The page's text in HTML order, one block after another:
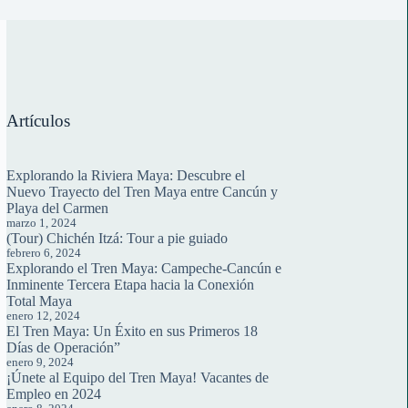
Artículos
Explorando la Riviera Maya: Descubre el
Nuevo Trayecto del Tren Maya entre Cancún y
Playa del Carmen
marzo 1, 2024
(Tour) Chichén Itzá: Tour a pie guiado
febrero 6, 2024
Explorando el Tren Maya: Campeche-Cancún e
Inminente Tercera Etapa hacia la Conexión
Total Maya
enero 12, 2024
El Tren Maya: Un Éxito en sus Primeros 18
Días de Operación”
enero 9, 2024
¡Únete al Equipo del Tren Maya! Vacantes de
Empleo en 2024